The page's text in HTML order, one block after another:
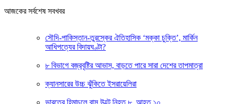
আজকের সর্বশেষ সবখবর
সৌদি-পাকিস্তান-তুরস্কের ঐতিহাসিক ‘মক্কা চুক্তি’, মার্কিন
আধিপত্যের বিদায়ঘণ্টা?
৮ বিভাগে বজ্রবৃষ্টির আভাস, বাড়তে পারে সারা দেশের তাপমাত্রা
ক্যানসারের উচ্চ ঝুঁকিতে ইসরায়েলিরা
ভারতের হিমাচলে বাস উল্টে নিহত ৮, আহত ১০